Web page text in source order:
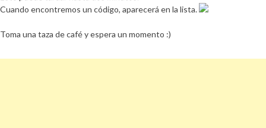
Cuando encontremos un código, aparecerá en la lista.
Toma una taza de café y espera un momento :)